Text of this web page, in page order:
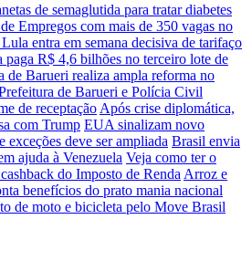
de semaglutida para tratar diabetes
Empregos com mais de 350 vagas no
entra em semana decisiva de tarifaço
paga R$ 4,6 bilhões no terceiro lote de
de Barueri realiza ampla reforma no
de Barueri e Polícia Civil
de receptação Após crise diplomática,
com Trump EUA sinalizam novo
exceções deve ser ampliada Brasil envia
ajuda à Venezuela Veja como ter o
do Imposto de Renda Arroz e
benefícios do prato mania nacional
de moto e bicicleta pelo Move Brasil